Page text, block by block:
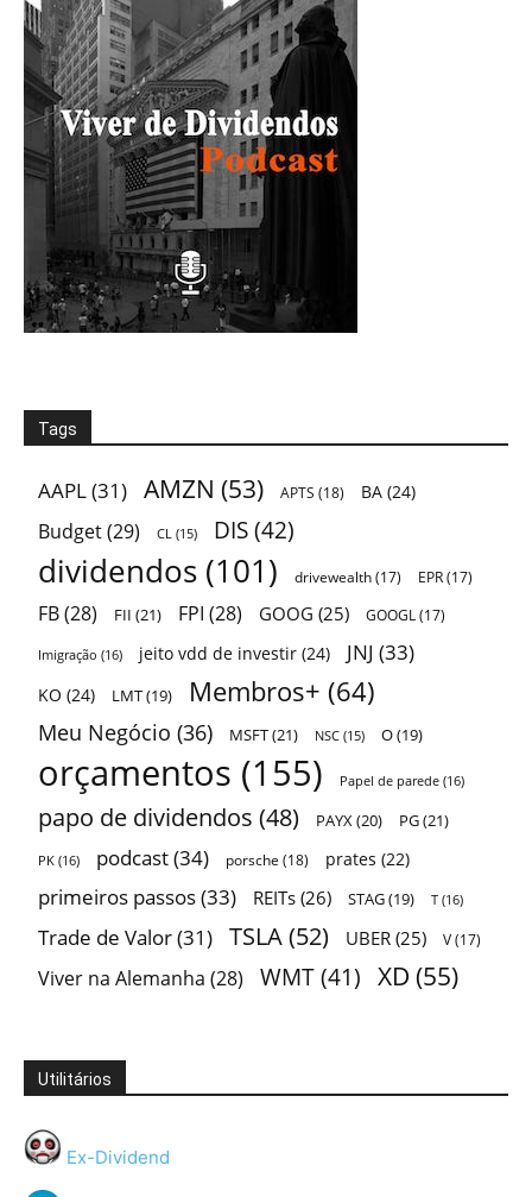
Tags
AAPL(31) AMZN (53) APTS (18) BA (24)
Budget(29) CL (15) DIS (42)
dividendos (101) drivewealth(17) EPR(17)
FB(28) FII (21) FPI (28) GOOG (25) GOOGL (17)
Imigração (16) jeito vdd de investir (24) JNJ (33)
KO (24) LMT(19) Membros+ (64)
Meu Negócio (36) MSFT(21) NSC (15) O(19)
orçamentos (155) Papel de parede (16)
papo de dividendos (48) PAYX(20) PG(21)
PK (16) podcast(34) porsche (18) prates (22)
primeiros passos(33) REITs (26) STAG(19) T (16)
Trade de Valor(31) TSLA(52) UBER (25) V(17)
Viver na Alemanha (28) WMT (41) XD (55)
Utilitários
Ex-Dividend